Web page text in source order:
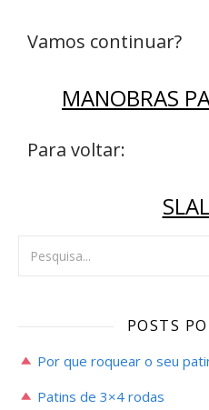
Vamos continuar?
MANOBRAS
Para voltar:
POSTS
Por que roquear o seu
Patins de 3×4 rodas